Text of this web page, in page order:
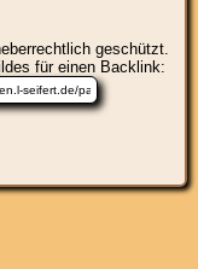
geschützt.
für einen Backlink: